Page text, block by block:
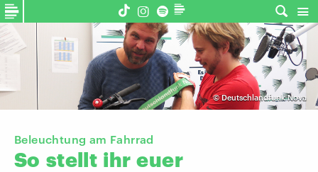
©Deutschlandfunk Nova
Beleuchtung am Fahrrad
So stellt ihr euer